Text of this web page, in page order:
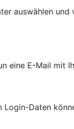
auswählen und
eine E-Mail mit
Login-Daten